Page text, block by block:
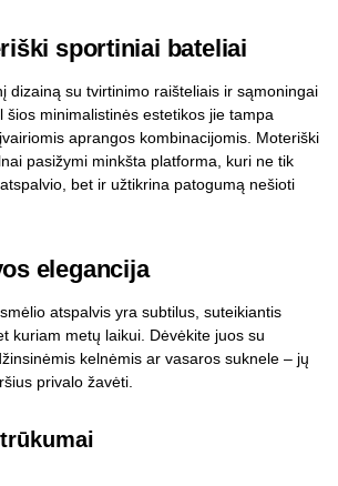
sportiniai bateliai
dizainą su tvirtinimo raišteliais ir sąmoningai
šios minimalistinės estetikos jie tampa
aprangos kombinacijomis. Moteriški
pasižymi minkšta platforma, kuri ne tik
bet ir užtikrina patogumą nešioti
elegancija
atspalvis yra subtilus, suteikiantis
kuriam metų laikui. Dėvėkite juos su
kelnėmis ar vasaros suknele – jų
privalo žavėti.